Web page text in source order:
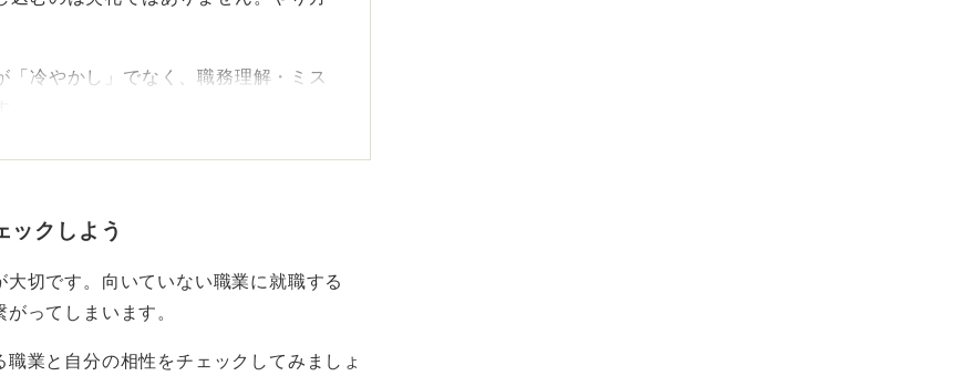
「冷やかし」でなく、職務理解・ミス
びを踏まえ、応募可否を速やかに回答
とって良い職場見学にしよう
す。
時間」「見学範囲」「写真可否」な
ックしよう
切です。向いていない職業に就職する
がってしまいます。
職業と自分の相性をチェックしてみましょ